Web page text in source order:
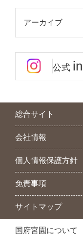
アーカイブ
公式
総合サイト
会社情報
個人情報保護方針
免責事項
サイトマップ
国府宮園について